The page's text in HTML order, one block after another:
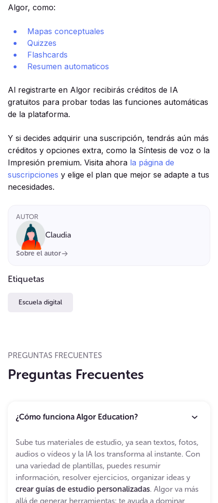
Algor, como:
Mapas conceptuales
Quizzes
Flashcards
Resumen automaticos
Al registrarte en Algor recibirás créditos de IA
gratuitos para probar todas las funciones automáticas
de la plataforma.
Y si decides adquirir una suscripción, tendrás aún más
créditos y opciones extra, como la Síntesis de voz o la
Impresión premium. Visita ahora la página de
suscripciones y elige el plan que mejor se adapte a tus
necesidades.
AUTOR
Claudia
Sobre el autor
Etiquetas
Escuela digital
PREGUNTAS FRECUENTES
Preguntas Frecuentes
¿Cómo funciona Algor Education?
Sube tus materiales de estudio, ya sean textos, fotos,
audios o vídeos y la IA los transforma al instante. Con
una variedad de plantillas, puedes resumir
información, resolver ejercicios, organizar ideas y
crear guías de estudio personalizadas. Algor va más
allá de generar herramientas: te ayuda a dominar